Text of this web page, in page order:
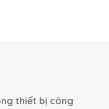
thiết bị công